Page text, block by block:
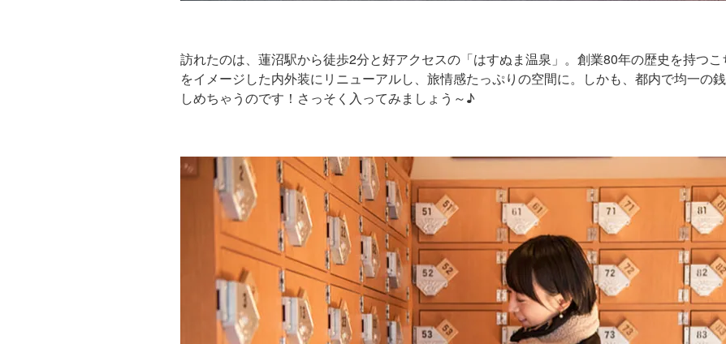
訪れたのは、蓮沼駅から徒歩2分と好アクセスの「はすぬま温泉」。創業80年の歴史を持つ
をイメージした内外装にリニューアルし、旅情感たっぷりの空間に。しかも、都内で均一の
しめちゃうのです！さっそく入ってみましょう～♪